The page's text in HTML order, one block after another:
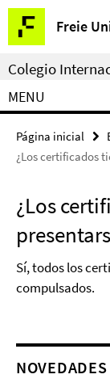
Springe
direkt
zu
Inhalt
Freie
de
navegación
Colegio
MENU
Página inicial
¿Los certificados
¿Los
Sí, todos los
compulsados.
NOVEDADES